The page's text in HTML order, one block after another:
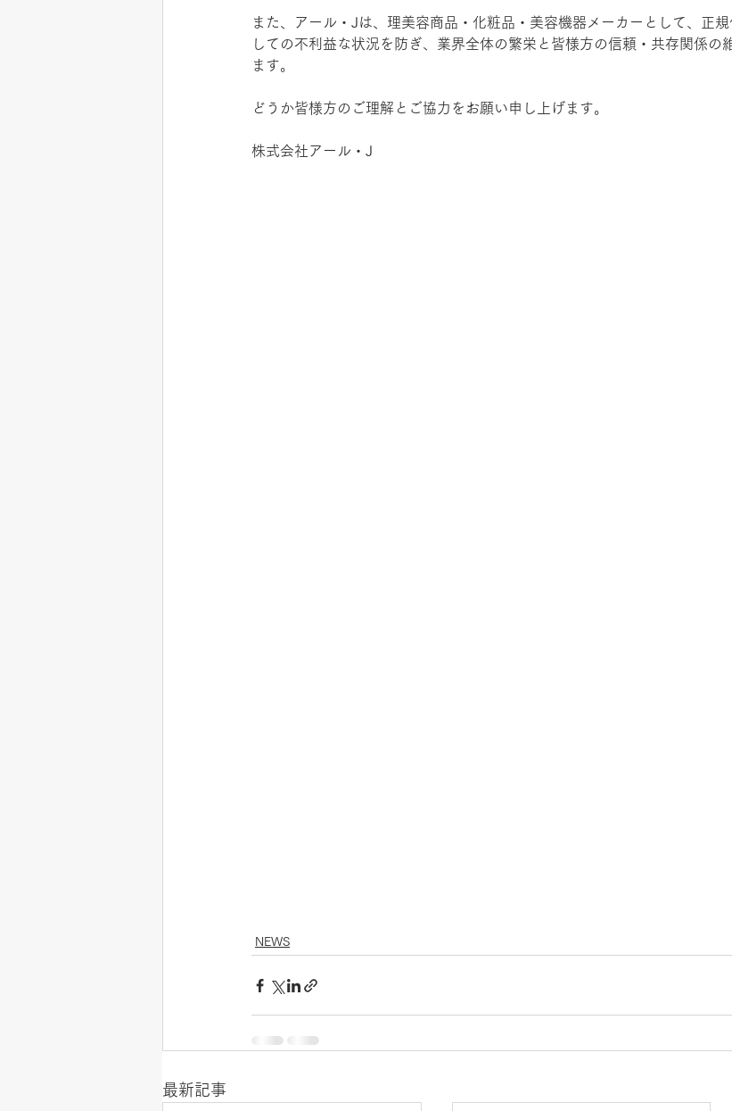
また、アール・Jは、理美容商品・化粧品・美容機器メーカーとして、正
しての不利益な状況を防ぎ、業界全体の繁栄と皆様方の信頼・共存関係の
ます。
どうか皆様方のご理解とご協力をお願い申し上げます。
株式会社アール・J
NEWS
最新記事